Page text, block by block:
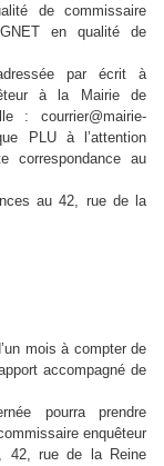
de commissaire
en qualité de
par écrit à
à la Mairie de
: courrier@mairie-
PLU à l’attention
correspondance au
au 42, rue de la
mois à compter de
accompagné de
pourra prendre
enquêteur
42, rue de la Reine